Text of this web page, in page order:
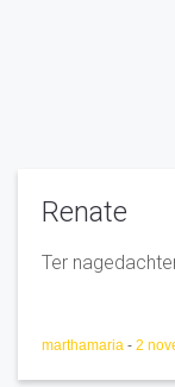
Renate
Ter
marthamaria - 2